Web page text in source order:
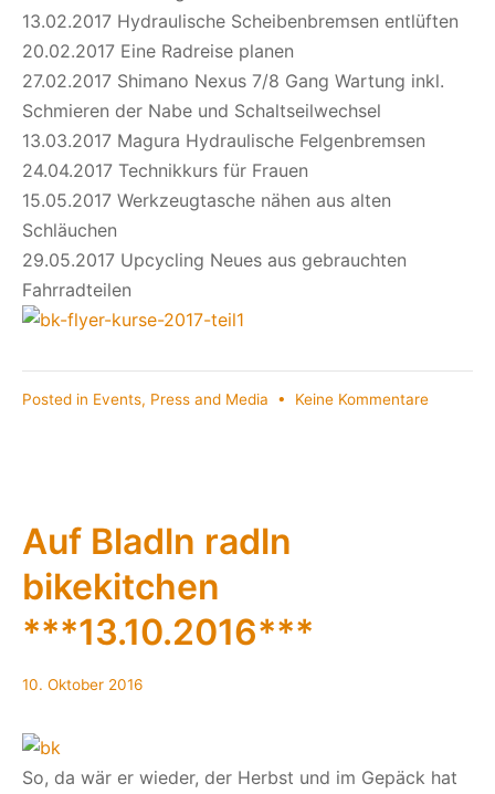
13.02.2017 Hydraulische Scheibenbremsen entlüften
20.02.2017 Eine Radreise planen
27.02.2017 Shimano Nexus 7/8 Gang Wartung inkl.
Schmieren der Nabe und Schaltseilwechsel
13.03.2017 Magura Hydraulische Felgenbremsen
24.04.2017 Technikkurs für Frauen
15.05.2017 Werkzeugtasche nähen aus alten
Schläuchen
29.05.2017 Upcycling Neues aus gebrauchten
Fahrradteilen
Posted in Events, Press and Media • Keine Kommentarezu
Auf Bladln radln
bikekitchen
***13.10.2016***
10. Oktober 201610.
So, da wär er wieder, der Herbst und im Gepäck hat